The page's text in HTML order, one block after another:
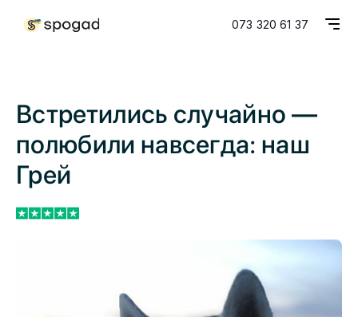
073 320 61 37
Встретились случайно —
полюбили навсегда: наш
Грей